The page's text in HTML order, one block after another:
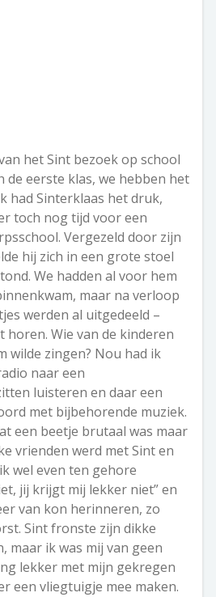
het Sint bezoek op school
de eerste klas, we hebben het
had Sinterklaas het druk,
toch nog tijd voor een
Vergezeld door zijn
hij zich in een grote stoel
We hadden al voor hem
maar na verloop
werden al uitgedeeld –
horen. Wie van de kinderen
wilde zingen? Nou had ik
naar een
luisteren en daar een
met bijbehorende muziek.
een beetje brutaal was maar
vrienden werd met Sint en
wel even ten gehore
jij krijgt mij lekker niet” en
van kon herinneren, zo
Sint fronste zijn dikke
maar ik was mij van geen
lekker met mijn gekregen
een vliegtuigje mee maken.